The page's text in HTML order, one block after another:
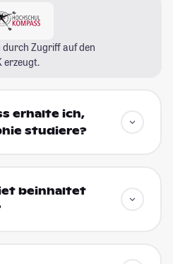
Zugriff auf den
erzeugt.
erhalte ich,
studiere?
beinhaltet